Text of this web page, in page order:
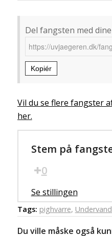
Del fangsten med
Kopiér
Vil du se flere fangster
her.
Stem på
0
Se stillingen
Tags: pighvarre,
Du ville måske også